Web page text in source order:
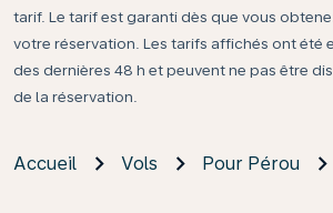
tarif. Le tarif est garanti dès que vous
votre réservation. Les tarifs affichés ont été
des dernières 48 h et peuvent ne pas être
de la réservation.
Accueil Vols Pour Pérou